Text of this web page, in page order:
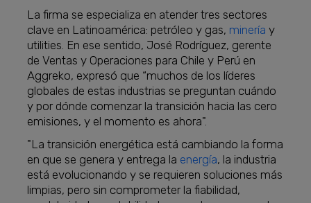
La firma se especializa en atender tres sectores
clave en Latinoamérica: petróleo y gas, minería y
utilities. En ese sentido, José Rodríguez, gerente
de Ventas y Operaciones para Chile y Perú en
Aggreko, expresó que “muchos de los líderes
globales de estas industrias se preguntan cuándo
y por dónde comenzar la transición hacia las cero
emisiones, y el momento es ahora".
"La transición energética está cambiando la forma
en que se genera y entrega la energía, la industria
está evolucionando y se requieren soluciones más
limpias, pero sin comprometer la fiabilidad,